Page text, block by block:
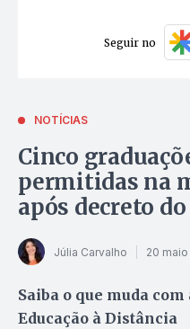
Seguir no
NOTÍCIAS
Cinco
permitidas na
após decreto
Júlia Carvalho 20
Saiba o que muda
Educação à Distância